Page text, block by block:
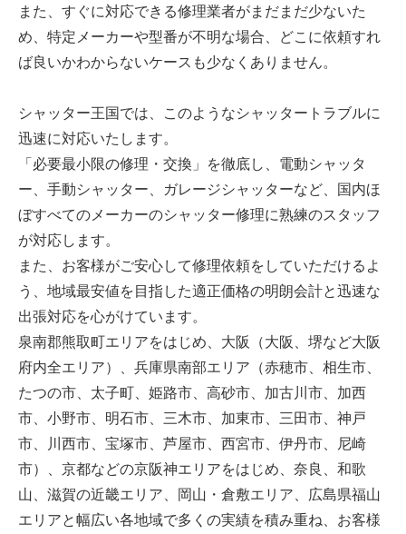
また、すぐに対応できる修理業者がまだまだ少ないた
め、特定メーカーや型番が不明な場合、どこに依頼すれ
ば良いかわからないケースも少なくありません。
シャッター王国では、このようなシャッタートラブルに
迅速に対応いたします。
「必要最小限の修理・交換」を徹底し、電動シャッタ
ー、手動シャッター、ガレージシャッターなど、国内ほ
ぼすべてのメーカーのシャッター修理に熟練のスタッフ
が対応します。
また、お客様がご安心して修理依頼をしていただけるよ
う、地域最安値を目指した適正価格の明朗会計と迅速な
出張対応を心がけています。
泉南郡熊取町エリアをはじめ、大阪（大阪、堺など大阪
府内全エリア）、兵庫県南部エリア（赤穂市、相生市、
たつの市、太子町、姫路市、高砂市、加古川市、加西
市、小野市、明石市、三木市、加東市、三田市、神戸
市、川西市、宝塚市、芦屋市、西宮市、伊丹市、尼崎
市）、京都などの京阪神エリアをはじめ、奈良、和歌
山、滋賀の近畿エリア、岡山・倉敷エリア、広島県福山
エリアと幅広い各地域で多くの実績を積み重ね、お客様